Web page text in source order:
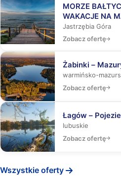
MORZE
WAKACJE NA MAXA –
rekinami, Laser
Jastrzębia Góra
Zobacz ofertę
Żabinki –
warmińsko-
Zobacz ofertę
Łagów –
lubuskie
Zobacz ofertę
Wszystkie oferty